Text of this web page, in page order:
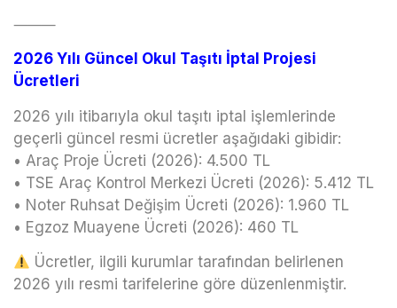
⸻
2026 Yılı Güncel Okul Taşıtı İptal Projesi
Ücretleri
2026 yılı itibarıyla okul taşıtı iptal işlemlerinde
geçerli güncel resmi ücretler aşağıdaki gibidir:
• Araç Proje Ücreti (2026): 4.500 TL
• TSE Araç Kontrol Merkezi Ücreti (2026): 5.412 TL
• Noter Ruhsat Değişim Ücreti (2026): 1.960 TL
• Egzoz Muayene Ücreti (2026): 460 TL
Ücretler, ilgili kurumlar tarafından belirlenen
2026 yılı resmi tarifelerine göre düzenlenmiştir.